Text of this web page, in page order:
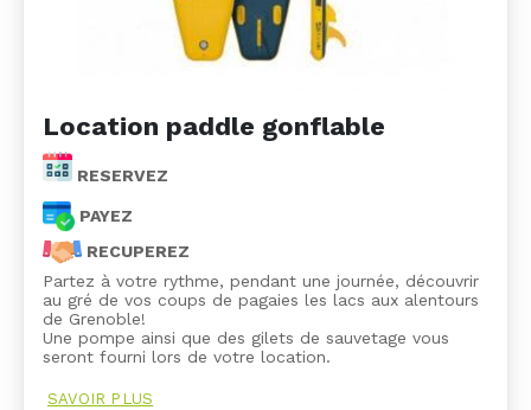
Location paddle gonflable
RESERVEZ
PAYEZ
RECUPEREZ
Partez à votre rythme, pendant une journée, découvrir
au gré de vos coups de pagaies les lacs aux alentours
de Grenoble!
Une pompe ainsi que des gilets de sauvetage vous
seront fourni lors de votre location.
SAVOIR PLUS